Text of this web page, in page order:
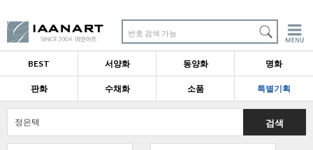
번호 검색 가능
BEST 서양화 동양화 명화
판화 수채화 소품 특별기획
검색